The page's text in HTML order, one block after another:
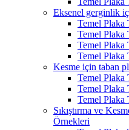
Eksenel gerginlik
Temel Plaka
Temel Plaka
Temel Plaka
Temel Plaka
Kesme için taban
Temel Plaka
Temel Plaka
Temel Plaka
Sıkıştırma ve
Örnekleri